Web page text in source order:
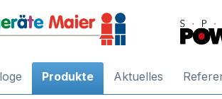
Produkte Aktuelles